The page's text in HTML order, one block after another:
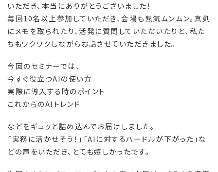
いただき、本当にありがとうございました！
毎回10名以上参加していただき、会場も熱気ムンムン。真剣
にメモを取られたり、活発に質問していただいたりと、私た
ちもワクワクしながらお話させていただきました。
今回のセミナーでは、
今すぐ役立つAIの使い方
実際に導入する時のポイント
これからのAIトレンド
などをギュッと詰め込んでお届けしました。
「実務に活かせそう！」「AIに対するハードルが下がった」な
どの声をいただき、とても嬉しかったです。